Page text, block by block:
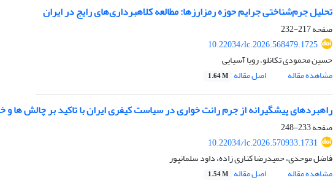
تحلیل جرم‌شناختی جرایم حوزه رمزارزها: مطالعه کلاهبرداری‌های رایج در ایران
صفحه217-232
10.22034/lc.2026.568479.1725
حسین محمودی تکانلو، رویا آسیایی
مشاهده مقاله
اصل مقاله 1.64 M
راهبردهای پیشگیرانه از جرم رانت خواری در سیاست کیفری ایران با تاکید بر چالش ها و
صفحه233-248
10.22034/lc.2026.570933.1731
فاضل موحدی، حمیدرضا کناری زاده، داود سلمانپور
مشاهده مقاله
اصل مقاله 1.54 M